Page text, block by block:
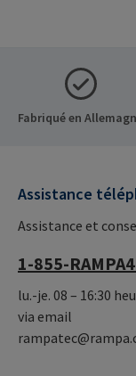
Fabriqué en
Assistance
Assistance et
1-855-
lu.-je. 08 – 16:30
via email